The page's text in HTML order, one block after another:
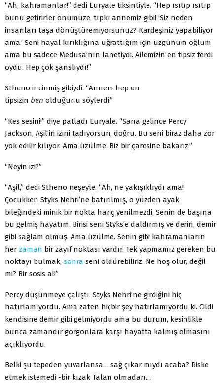
“Ah, kahramanlar!” dedi Euryale tiksintiyle. “Hep ısıtıp ısıtıp
bunu getirirler önümüze, tıpkı annemiz gibi! ‘Siz neden
insanları taşa dönüştüremiyorsunuz? Kardeşiniz yapabiliyor
ama.’ Seni hayal kırıklığına uğrattığım için üzgünüm oğlum
ama bu sadece Medusa’nın lanetiydi. Ailemizin en tipsiz ferdi
oydu. Hep çok şanslıydı!”
Stheno incinmiş gibiydi. “Annem hep en
tipsizin ben olduğunu söylerdi.”
“Kes sesini!” diye patladı Euryale. “Sana gelince Percy
Jackson, Aşil’in izini tadıyorsun, doğru. Bu seni biraz daha zor
yok edilir kılıyor. Ama üzülme. Biz bir çaresine bakarız.”
“Neyin izi?”
“Aşil,” dedi Stheno neşeyle. “Ah, ne yakışıklıydı ama!
Çocukken Styks Nehri’ne batırılmış, o yüzden ayak
bileğindeki minik bir nokta hariç yenilmezdi. Senin de başına
bu gelmiş hayatım. Birisi seni Styks’e daldırmış ve derin, demir
gibi sağlam olmuş. Ama üzülme. Senin gibi kahramanların
her zaman bir zayıf noktası vardır. Tek yapmamız gereken bu
noktayı bulmak, sonra seni öldürebiliriz. Ne hoş olur, değil
mi? Bir sosis al!”
Percy düşünmeye çalıştı. Styks Nehri’ne girdiğini hiç
hatırlamıyordu. Ama zaten hiçbir şey hatırlamıyordu ki. Cildi
kendisine demir gibi gelmiyordu ama bu durum, kesinlikle
bunca zamandır gorgonlara karşı hayatta kalmış olmasını
açıklıyordu.
Belki şu tepeden yuvarlansa… sağ çıkar mıydı acaba? Riske
etmek istemedi -bir kızak Talan olmadan…